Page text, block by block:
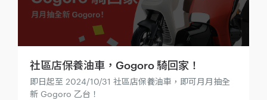
社區店保養油車，Gogoro 騎回家！
即日起至 2024/10/31 社區店保養油車，即可月月抽全
新 Gogoro 乙台！